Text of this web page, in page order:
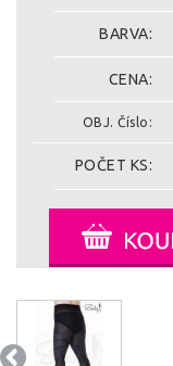
BARVA:
CENA:
OBJ. Číslo:
POČET KS: